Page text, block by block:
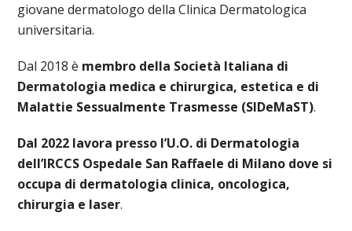
giovane dermatologo della Clinica Dermatologica
universitaria.
Dal 2018 è membro della Società Italiana di
Dermatologia medica e chirurgica, estetica e di
Malattie Sessualmente Trasmesse (SIDeMaST).
Dal 2022 lavora presso l’U.O. di Dermatologia
dell’IRCCS Ospedale San Raffaele di Milano dove si
occupa di dermatologia clinica, oncologica,
chirurgia e laser.